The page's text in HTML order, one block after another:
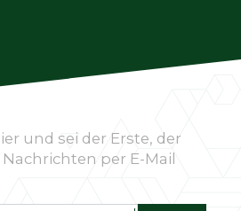
und sei der Erste, der
per E-Mail